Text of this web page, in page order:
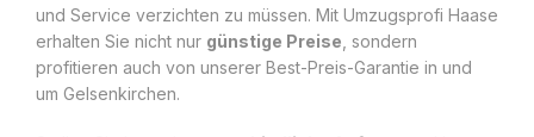
und Service verzichten zu müssen. Mit Umzugsprofi Haase
erhalten Sie nicht nur günstige Preise , sondern
profitieren auch von unserer Best-Preis-Garantie in und
um Gelsenkirchen.